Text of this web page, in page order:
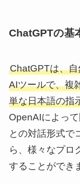
ChatGPTの基
ChatGPTは、
AIツールで、複
単な日本語の指
OpenAIによっ
との対話形式で
ら、様々なプロ
することができ